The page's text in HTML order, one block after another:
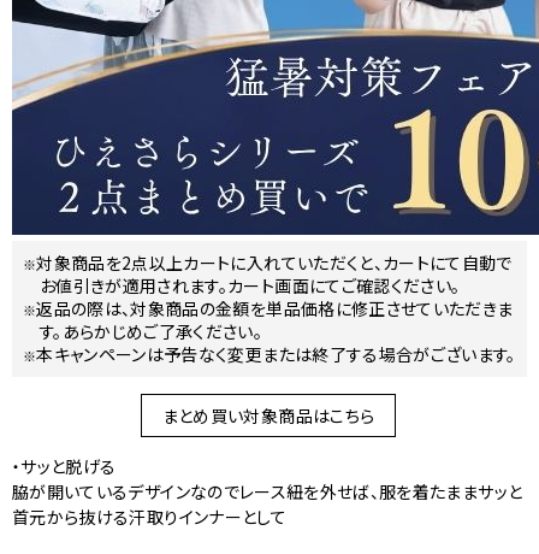
対象商品を2点以上カートに入れていただくと、カートにて自動で
お値引きが適用されます。カート画面にてご確認ください。
返品の際は、対象商品の金額を単品価格に修正させていただきま
す。あらかじめご了承ください。
本キャンペーンは予告なく変更または終了する場合がございます。
まとめ買い対象商品はこちら
・サッと脱げる
脇が開いているデザインなのでレース紐を外せば、服を着たままサッと
首元から抜ける汗取りインナーとして